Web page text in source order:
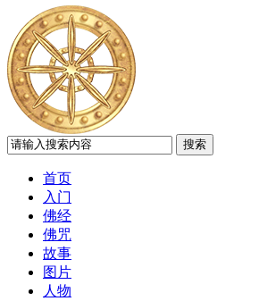
搜索
首页
入门
佛经
佛咒
故事
图片
人物